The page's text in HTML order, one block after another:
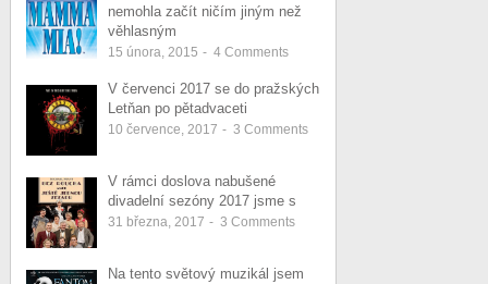
nemohla začít ničím jiným než
věhlasným
15 února, 2015 - 4Comments
V červenci 2017 se do pražských
Letňan po pětadvaceti
10 července, 2017 - 3 Comments
V rámci doslova nabušené
divadelní sezóny 2017 jsme s
31 března, 2017 - 3 Comments
Na tento světový muzikál jsem